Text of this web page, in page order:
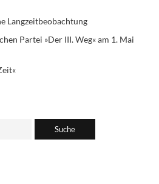
Langzeitbeobachtung
Partei »Der III. Weg« am 1. Mai